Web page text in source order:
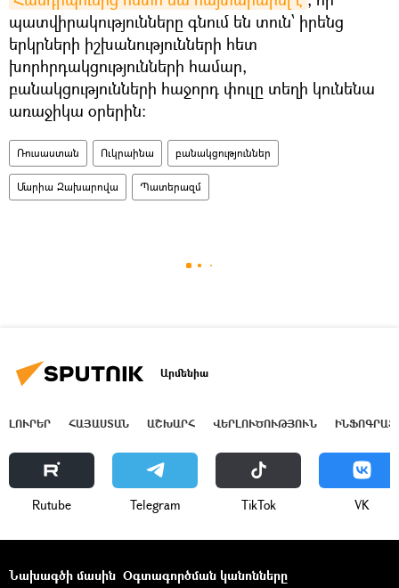
պատվիրակությունները գնում են տուն՝ իրենց
երկրների իշխանությունների հետ
խորհրդակցությունների համար,
բանակցությունների հաջորդ փուլը տեղի կունենա
առաջիկա օրերին:
Ռուսաստան Ուկրաինա բանակցություններ
Մարիա Զախարովա Պատերազմ
Արմենիա
ԼՈՒՐԵՐ ՀԱՅԱՍՏԱՆ ԱՇԽԱՐՀ ՎԵՐԼՈՒԾՈՒԹՅՈՒՆ
Rutube Telegram ТikТоk VK
Նախագծի մասին Օգտագործման կանոնները